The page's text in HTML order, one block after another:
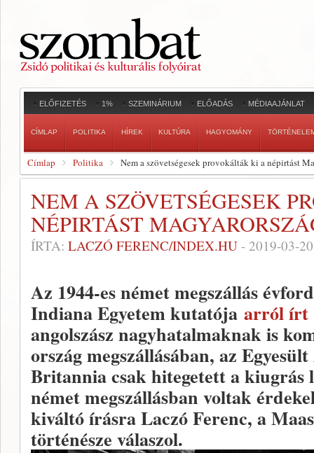
ELŐFIZETÉS 1% SZEMINÁRIUM ELŐADÁS MÉDIAAJÁNLAT
CÍMLAP POLITIKA HÍREK KULTÚRA HAGYOMÁNY
Címlap Politika Nem a szövetségesek provokálták ki a népirtást
NEM A SZÖVETSÉGESEK
NÉPIRTÁST
ÍRTA: LACZÓ FERENC/INDEX.HU - 2019-03-20
Az 1944-es német megszállás
Indiana Egyetem kutatója arról írt
angolszász nagyhatalmaknak is
ország megszállásában, az
Britannia csak hitegetett a kiugrás
német megszállásban voltak
kiváltó írásra Laczó Ferenc, a
történésze válaszol.